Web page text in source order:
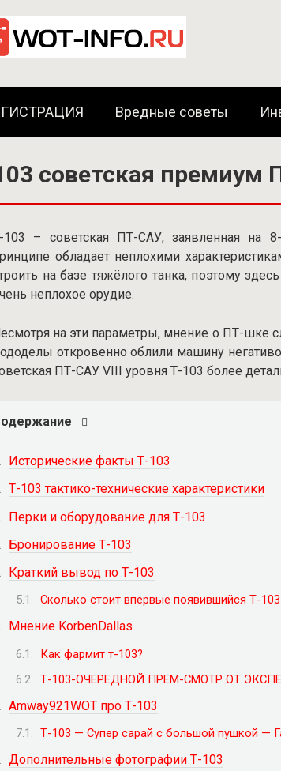
Вредные советы
советская премиум
103 – советская ПТ-САУ, заявленная на
обладает неплохими
на базе тяжёлого танка, поэтому
неплохое орудие.
на эти параметры, мнение о ПТ-шке
откровенно облили машину
ПТ-САУ VIII уровня Т-103 более
Исторические факты Т-103
Т-103 тактико-технические характеристики
Перки и оборудование для Т-103
Бронирование Т-103
Краткий вывод по Т-103
Сколько стоит впервые появившийся Т-103
Мнение KorbenDallas
Как фармит т-103?
Т-103-ОЧЕРЕДНОЙ ПРЕМ-СМОТР ОТ
Amway921WOT про Т-103
Т-103 — Супер сарай с большой пушкой —
Дополнительные фотографии Т-103